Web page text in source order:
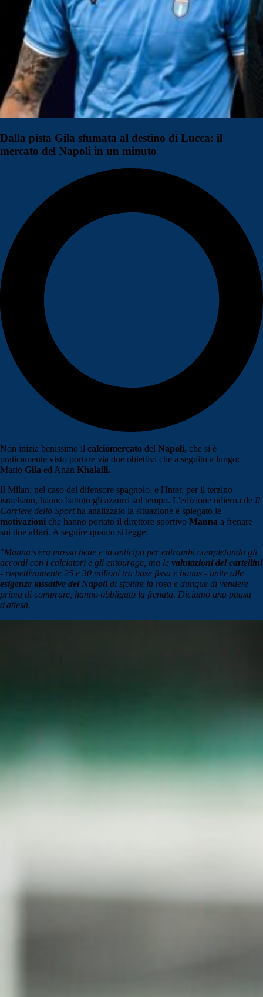
Dalla pista Gila sfumata al destino di Lucca: il
mercato del Napoli in un minuto
Non inizia benissimo il calciomercato del Napoli, che si è
praticamente visto portare via due obiettivi che a seguito a lungo:
Mario Gila ed Anan Khalaili.
Il Milan, nel caso del difensore spagnolo, e l'Inter, per il terzino
israeliano, hanno battuto gli azzurri sul tempo. L'edizione odierna de Il
Corriere dello Sportha analizzato la situazione e spiegato le
motivazioni che hanno portato il direttore sportivo Manna a frenare
sui due affari. A seguire quanto si legge:
"Manna s'era mosso bene e in anticipo per entrambi completando gli
accordi con i calciatori e gli entourage, ma le valutazioni dei cartellini
- rispettivamente 25 e 30 milioni tra base fissa e bonus - unite alle
esigenze tassative del Napolidi sfoltire la rosa e dunque di vendere
prima di comprare, hanno obbligato la frenata. Diciamo una pausa
d'attesa.